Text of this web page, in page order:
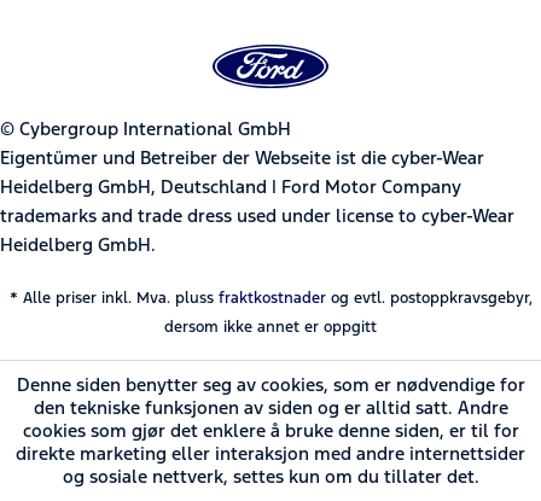
© Cybergroup International GmbH
Eigentümer und Betreiber der Webseite ist die cyber-Wear
Heidelberg GmbH, Deutschland | Ford Motor Company
trademarks and trade dress used under license to cyber-Wear
Heidelberg GmbH.
* Alle priser inkl. Mva. pluss fraktkostnaderog evtl. postoppkravsgebyr,
dersom ikke annet er oppgitt
Denne siden benytter seg av cookies, som er nødvendige for
den tekniske funksjonen av siden og er alltid satt. Andre
cookies som gjør det enklere å bruke denne siden, er til for
direkte marketing eller interaksjon med andre internettsider
og sosiale nettverk, settes kun om du tillater det.